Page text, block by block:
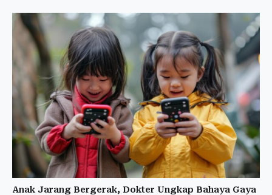
Anak Jarang Bergerak, Dokter Ungkap Bahaya Gaya